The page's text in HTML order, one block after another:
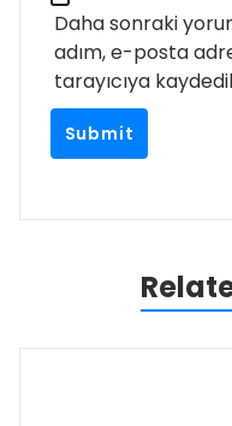
Daha sonraki
adım, e-posta
tarayıcıya